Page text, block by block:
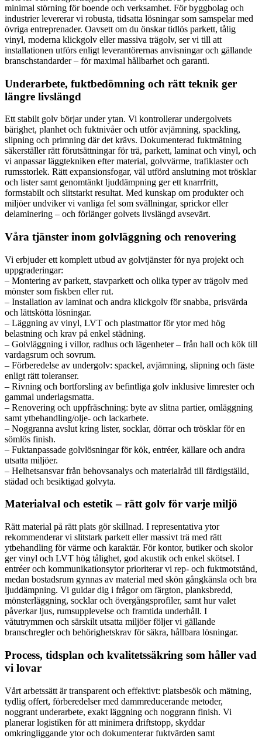
minimal störning för boende och verksamhet. För byggbolag och
industrier levererar vi robusta, tidsatta lösningar som samspelar med
övriga entreprenader. Oavsett om du önskar tidlös parkett, tålig
vinyl, moderna klickgolv eller massiva trägolv, ser vi till att
installationen utförs enligt leverantörernas anvisningar och gällande
branschstandarder – för maximal hållbarhet och garanti.
Underarbete, fuktbedömning och rätt teknik ger
längre livslängd
Ett stabilt golv börjar under ytan. Vi kontrollerar undergolvets
bärighet, planhet och fuktnivåer och utför avjämning, spackling,
slipning och primning där det krävs. Dokumenterad fuktmätning
säkerställer rätt förutsättningar för trä, parkett, laminat och vinyl, och
vi anpassar läggtekniken efter material, golvvärme, trafiklaster och
rumsstorlek. Rätt expansionsfogar, väl utförd anslutning mot trösklar
och lister samt genomtänkt ljuddämpning ger ett knarrfritt,
formstabilt och slitstarkt resultat. Med kunskap om produkter och
miljöer undviker vi vanliga fel som svällningar, sprickor eller
delaminering – och förlänger golvets livslängd avsevärt.
Våra tjänster inom golvläggning och renovering
Vi erbjuder ett komplett utbud av golvtjänster för nya projekt och
uppgraderingar:
– Montering av parkett, stavparkett och olika typer av trägolv med
mönster som fiskben eller rut.
– Installation av laminat och andra klickgolv för snabba, prisvärda
och lättskötta lösningar.
– Läggning av vinyl, LVT och plastmattor för ytor med hög
belastning och krav på enkel städning.
– Golvläggning i villor, radhus och lägenheter – från hall och kök till
vardagsrum och sovrum.
– Förberedelse av undergolv: spackel, avjämning, slipning och fäste
enligt rätt toleranser.
– Rivning och bortforsling av befintliga golv inklusive limrester och
gammal underlagsmatta.
– Renovering och uppfräschning: byte av slitna partier, omläggning
samt ytbehandling/olje- och lackarbete.
– Noggranna avslut kring lister, socklar, dörrar och trösklar för en
sömlös finish.
– Fuktanpassade golvlösningar för kök, entréer, källare och andra
utsatta miljöer.
– Helhetsansvar från behovsanalys och materialråd till färdigställd,
städad och besiktigad golvyta.
Materialval och estetik – rätt golv för varje miljö
Rätt material på rätt plats gör skillnad. I representativa ytor
rekommenderar vi slitstark parkett eller massivt trä med rätt
ytbehandling för värme och karaktär. För kontor, butiker och skolor
ger vinyl och LVT hög tålighet, god akustik och enkel skötsel. I
entréer och kommunikationsytor prioriterar vi rep- och fuktmotstånd,
medan bostadsrum gynnas av material med skön gångkänsla och bra
ljuddämpning. Vi guidar dig i frågor om färgton, planksbredd,
mönsterläggning, socklar och övergångsprofiler, samt hur valet
påverkar ljus, rumsupplevelse och framtida underhåll. I
våtutrymmen och särskilt utsatta miljöer följer vi gällande
branschregler och behörighetskrav för säkra, hållbara lösningar.
Process, tidsplan och kvalitetssäkring som håller vad
vi lovar
Vårt arbetssätt är transparent och effektivt: platsbesök och mätning,
tydlig offert, förberedelser med dammreducerande metoder,
noggrant underarbete, exakt läggning och noggrann finish. Vi
planerar logistiken för att minimera driftstopp, skyddar
omkringliggande ytor och dokumenterar fuktvärden samt